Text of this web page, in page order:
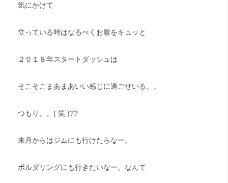
気にかけて
立っている時はなるべくお腹をキュッと
２０１８年スタートダッシュは
そこそこまあまあいい感じに過ごせいる。。
つもり。。( 笑 )??
来月からはジムにも行けたらなー。
ボルダリングにも行きたいなー。なんて